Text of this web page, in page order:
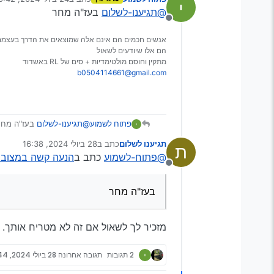
לאבא שלי הציעו תיקון ב600 או כפתור 250 והוא בחר בכפתור
תוכל לברר לי אם הוא
מנותק
נערך לאחרונה על ידי
@תגיענו-לשלום בעז"ה מחר
אנשים חכמים הם אינם אלה שמוצאים את הדרך
הם אלו שיודעים לשאול
מתקין וחוסם מולטימדיות + סים של RL באשדוד
b0504114661@gmail.com
פתוח לשמוע@תגיענו-לשלום בעז"ה
ת
מנותק
תגיענו לשלוםכתב ב28 ביולי 2024, 16:38
נערך לאחרונה על ידי
@פתוח-לשמוע כתב בהנעה קשה
בעז"ה מחר
מזכיר לך לשאול אם זה לא מטריח אותך.
2 תגובות תגובה אחרונה 28 ביולי 2024, 16:44